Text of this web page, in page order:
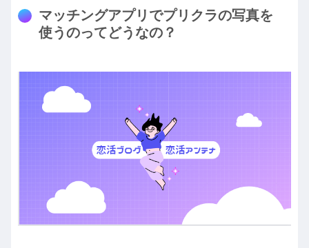
マッチングアプリでプリクラの写真を
使うのってどうなの？